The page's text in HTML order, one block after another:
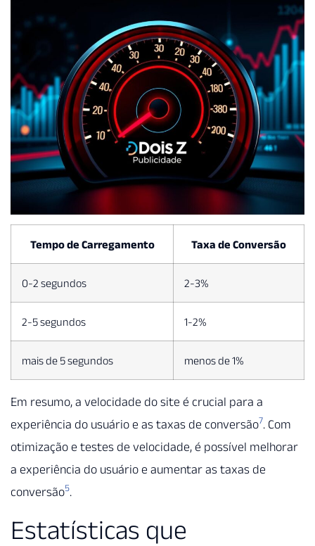
Tempo de Carregamento Taxa de Conversão
0-2 segundos 2-3%
2-5 segundos 1-2%
mais de 5 segundos menos de 1%
Em resumo, a velocidade do site é crucial para a
experiência do usuário e as taxas de conversão7. Com
otimização e testes de velocidade, é possível melhorar
a experiência do usuário e aumentar as taxas de
conversão5.
Estatísticas que